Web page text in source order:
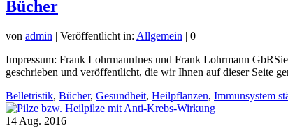
Bücher
von admin | Veröffentlicht in: Allgemein | 0
Impressum: Frank LohrmannInes und Frank Lohrmann
geschrieben und veröffentlicht, die wir Ihnen auf dieser Seite
Belletristik, Bücher, Gesundheit, Heilpflanzen, Immunsystem
14 Aug. 2016